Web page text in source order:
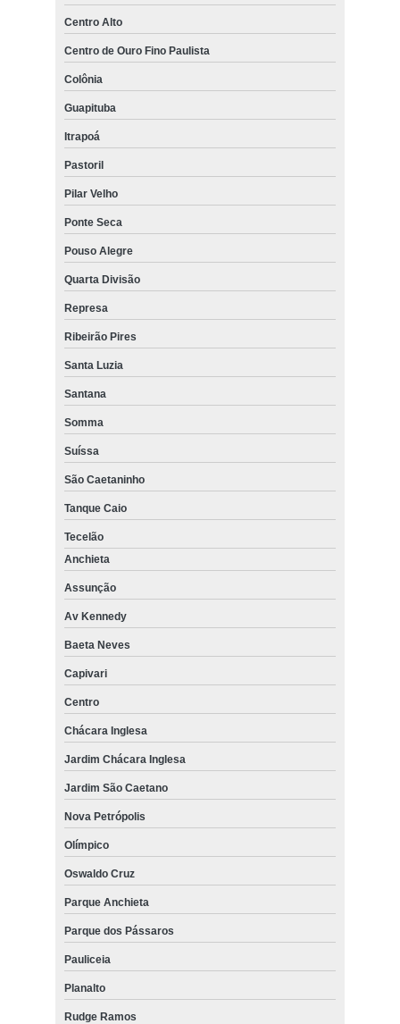
Centro Alto
Centro de Ouro Fino Paulista
Colônia
Guapituba
Itrapoá
Pastoril
Pilar Velho
Ponte Seca
Pouso Alegre
Quarta Divisão
Represa
Ribeirão Pires
Santa Luzia
Santana
Somma
Suíssa
São Caetaninho
Tanque Caio
Tecelão
Anchieta
Assunção
Av Kennedy
Baeta Neves
Capivari
Centro
Chácara Inglesa
Jardim Chácara Inglesa
Jardim São Caetano
Nova Petrópolis
Olímpico
Oswaldo Cruz
Parque Anchieta
Parque dos Pássaros
Pauliceia
Planalto
Rudge Ramos